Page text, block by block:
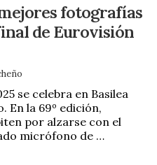
fotografías
de Eurovisión
se celebra en Basilea
En la 69º edición,
por alzarse con el
micrófono de …